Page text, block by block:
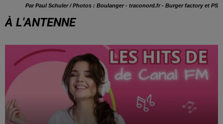
Par Paul Schuler / Photos : Boulanger - traconord.fr - Burger factory et PS
À L'ANTENNE